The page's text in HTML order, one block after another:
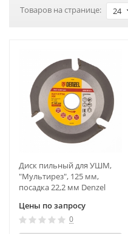
Товаров на странице: 24
Диск пильный для УШМ,
"Мультирез", 125 мм,
посадка 22,2 мм Denzel
Цены по запросу
0